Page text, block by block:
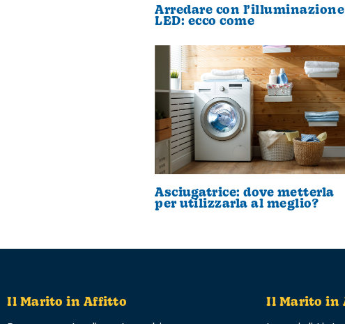
Arredare con l’illuminazione
LED: ecco come
Asciugatrice: dove metterla
per utilizzarla al meglio?
Il Marito in Affitto Il Marito in